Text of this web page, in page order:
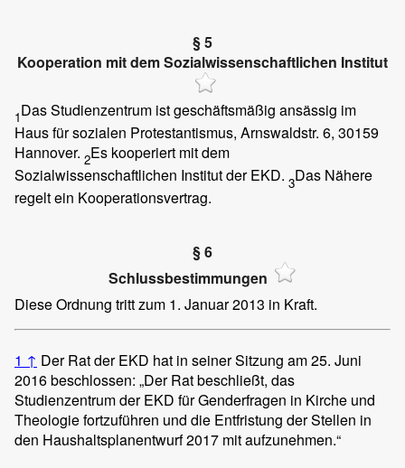
§ 5
Kooperation mit dem Sozialwissenschaftlichen Institut
1Das Studienzentrum ist geschäftsmäßig ansässig im
Haus für sozialen Protestantismus, Arnswaldstr. 6, 30159
Hannover. 2Es kooperiert mit dem
Sozialwissenschaftlichen Institut der EKD. 3Das Nähere
regelt ein Kooperationsvertrag.
§ 6
Schlussbestimmungen
Diese Ordnung tritt zum 1. Januar 2013 in Kraft.
1 ↑ Der Rat der EKD hat in seiner Sitzung am 25. Juni
2016 beschlossen: „Der Rat beschließt, das
Studienzentrum der EKD für Genderfragen in Kirche und
Theologie fortzuführen und die Entfristung der Stellen in
den Haushaltsplanentwurf 2017 mit aufzunehmen.“